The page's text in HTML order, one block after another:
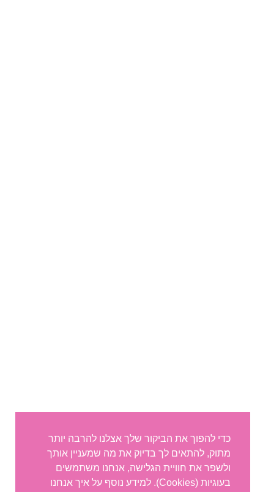
כדי להפוך את הביקור שלך אצלנו להרבה יותר
מתוק, להתאים לך בדיוק את מה שמעניין אותך
ולשפר את חוויית הגלישה, אנחנו משתמשים
בעוגיות (Cookies). למידע נוסף על איך אנחנו